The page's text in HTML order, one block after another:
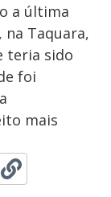
a última
na Taquara,
teria sido
foi
mais